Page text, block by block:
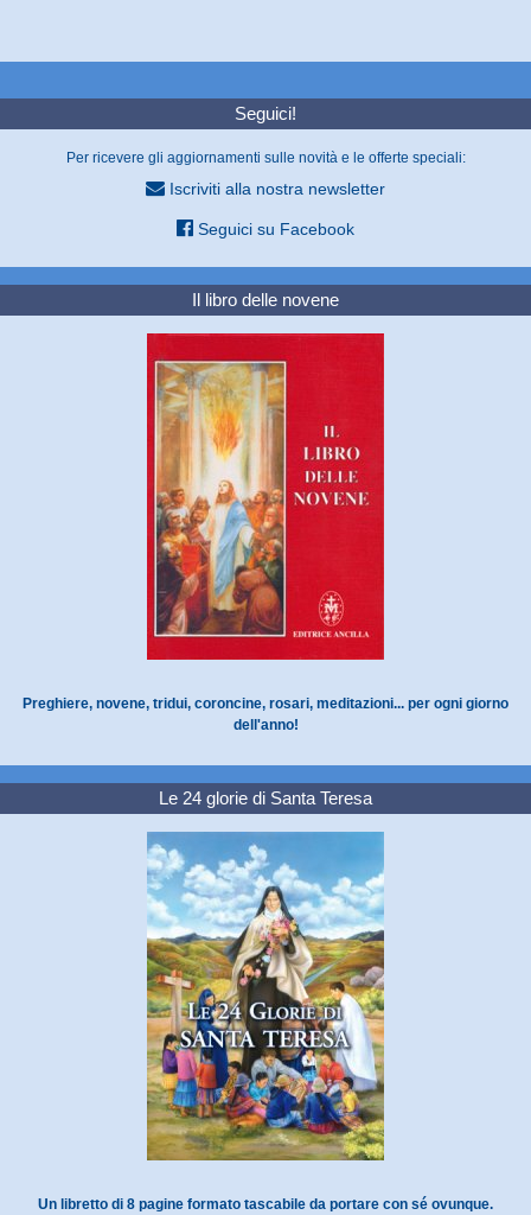
Seguici!
Per ricevere gli aggiornamenti sulle novità e le offerte speciali:
Iscriviti alla nostra newsletter
Seguici su Facebook
Il libro delle novene
Preghiere, novene, tridui, coroncine, rosari, meditazioni... per ogni giorno
dell'anno!
Le 24 glorie di Santa Teresa
Un libretto di 8 pagine formato tascabile da portare con sé ovunque.